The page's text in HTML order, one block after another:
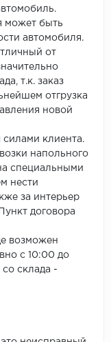
может быть
автомобиля.
от
т.к. заказ
отгрузка
новой
силами клиента.
напольного
специальными
нести
за интерьер
договора
возможен
с 10:00 до
склада -